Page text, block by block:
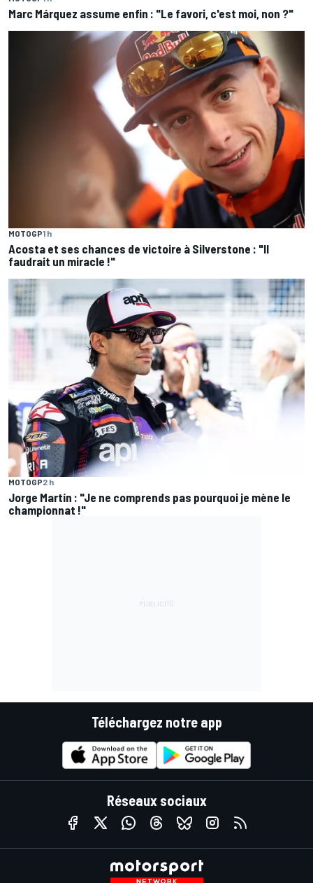
Marc Márquez assume enfin : "Le favori, c'est moi, non ?"
MOTOGP1 h
Acosta et ses chances de victoire à Silverstone : "Il
faudrait un miracle !"
MOTOGP2 h
Jorge Martín : "Je ne comprends pas pourquoi je mène le
championnat !"
Téléchargez notre app
Réseaux sociaux